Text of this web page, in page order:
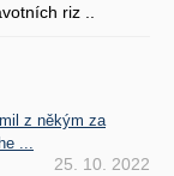
riz ..
z někým za
...
25. 10. 2022